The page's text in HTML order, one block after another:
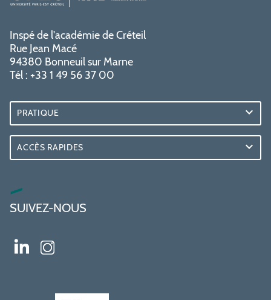
Inspé de l'académie de Créteil
Rue Jean Macé
94380 Bonneuil sur Marne
Tél : +33 1 49 56 37 00
PRATIQUE
ACCÈS RAPIDES
SUIVEZ-NOUS